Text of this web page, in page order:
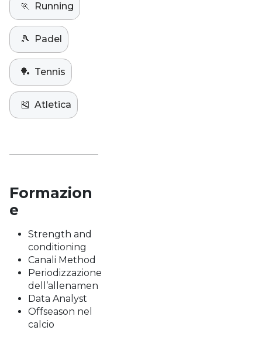
🏃 Running
🎾 Padel
🏓 Tennis
🎽 Atletica
Formazion
e
Strength and
conditioning
Canali Method
Periodizzazione
dell’allenamen
Data Analyst
Offseason nel
calcio